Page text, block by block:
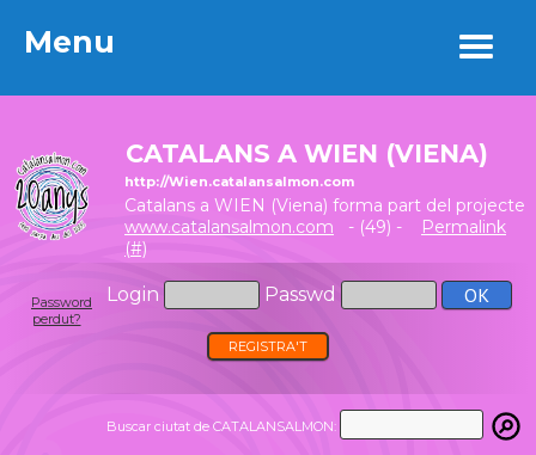
Menu
CATALANS A WIEN (VIENA)
http://Wien.catalansalmon.com
Catalans a WIEN (Viena) forma part del projecte
www.catalansalmon.com - (49) -
Permalink
(#)
Login Passwd
Password
perdut?
REGISTRA'T
Buscar ciutat de CATALANSALMON:
Menu